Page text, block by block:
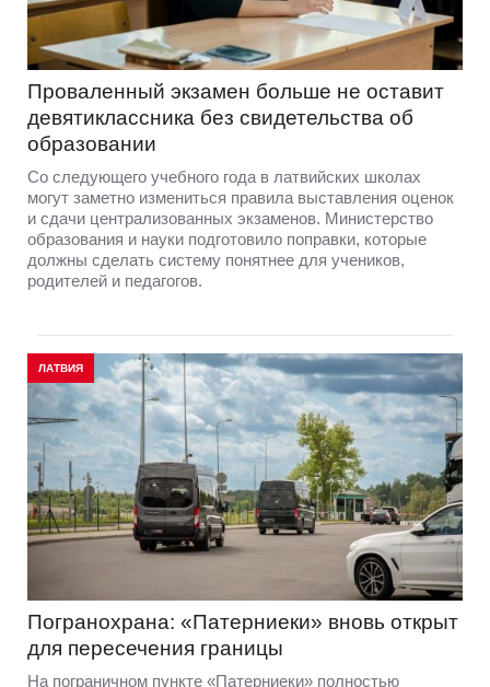
Проваленный экзамен больше не оставит
девятиклассника без свидетельства об
образовании
Со следующего учебного года в латвийских школах
могут заметно измениться правила выставления оценок
и сдачи централизованных экзаменов. Министерство
образования и науки подготовило поправки, которые
должны сделать систему понятнее для учеников,
родителей и педагогов.
ЛАТВИЯ
Погранохрана: «Патерниеки» вновь открыт
для пересечения границы
На пограничном пункте «Патерниеки» полностью